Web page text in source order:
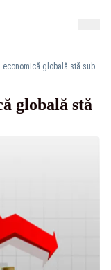
ASF: Relansarea economică globală stă sub semnul multor riscuri
globală stă